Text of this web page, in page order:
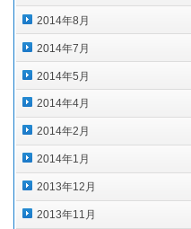
2014年8月
2014年7月
2014年5月
2014年4月
2014年2月
2014年1月
2013年12月
2013年11月